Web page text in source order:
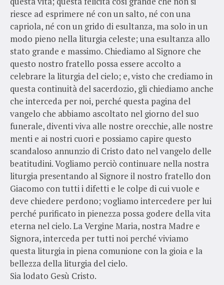
riesce ad esprimere né con un salto, né con una
capriola, né con un grido di esultanza, ma solo in un
modo pieno nella liturgia celeste; una esultanza allo
stato grande e massimo. Chiediamo al Signore che
questo nostro fratello possa essere accolto a
celebrare la liturgia del cielo; e, visto che crediamo in
questa continuità del sacerdozio, gli chiediamo anche
che interceda per noi, perché questa pagina del
vangelo che abbiamo ascoltato nel giorno del suo
funerale, diventi viva alle nostre orecchie, alle nostre
menti e ai nostri cuori e possiamo capire questo
scandaloso annunzio di Cristo dato nel vangelo delle
beatitudini. Vogliamo perciò continuare nella nostra
liturgia presentando al Signore il nostro fratello don
Giacomo con tutti i difetti e le colpe di cui vuole e
deve chiedere perdono; vogliamo intercedere per lui
perché purificato in pienezza possa godere della vita
eterna nel cielo. La Vergine Maria, nostra Madre e
Signora, interceda per tutti noi perché viviamo
questa liturgia in piena comunione con la gioia e la
bellezza della liturgia del cielo.
Sia lodato Gesù Cristo.